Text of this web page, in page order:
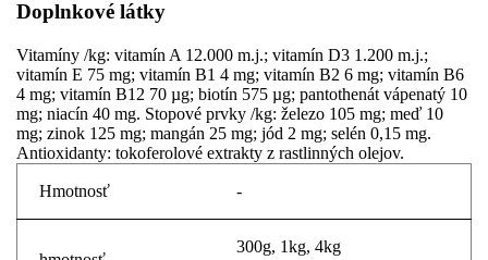
Doplnkové látky
Vitamíny /kg: vitamín A 12.000 m.j.; vitamín D3 1.200 m.j.;
vitamín E 75 mg; vitamín B1 4 mg; vitamín B2 6 mg; vitamín B6
4 mg; vitamín B12 70 µg; biotín 575 µg; pantothenát vápenatý 10
mg; niacín 40 mg. Stopové prvky /kg: železo 105 mg; meď 10
mg; zinok 125 mg; mangán 25 mg; jód 2 mg; selén 0,15 mg.
Antioxidanty: tokoferolové extrakty z rastlinných olejov.
Hmotnosť -
300g, 1kg, 4kg